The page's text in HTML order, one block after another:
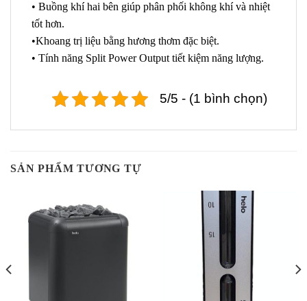
• Buồng khí hai bên giúp phân phối không khí và nhiệt
tốt hơn.
•Khoang trị liệu bằng hương thơm đặc biệt.
• Tính năng Split Power Output tiết kiệm năng lượng.
5/5 - (1 bình chọn)
SẢN PHẨM TƯƠNG TỰ